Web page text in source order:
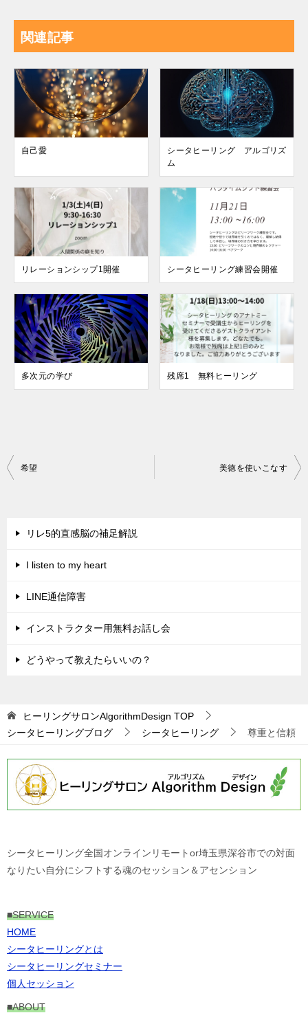
関連記事
自己愛
シータヒーリング アルゴリズ
ム
リレーションシップ1開催 シータヒーリング練習会開催
多次元の学び 残席1 無料ヒーリング
投
ビ
シ
希望 美徳を使いこなす
リレ5的直感脳の補足解説
I listen to my heart
LINE通信障害
インストラクター用無料お話し会
どうやって教えたらいいの？
ヒーリングサロンAlgorithmDesign TOP
シータヒーリングブログ
シータヒーリング 尊重と信頼
シータヒーリング全国オンラインリモートor埼玉県深谷市での対面
なりたい自分にシフトする魂のセッション＆アセンション
■SERVICE
HOME
シータヒーリングとは
シータヒーリングセミナー
個人セッション
■ABOUT